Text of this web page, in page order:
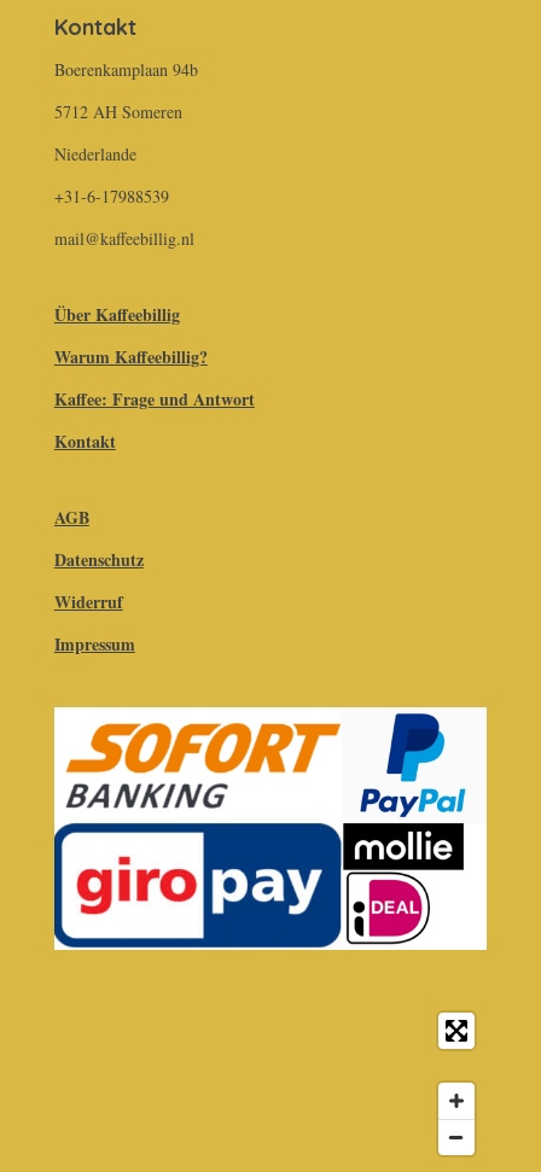
Kontakt
Boerenkamplaan 94b
5712 AH Someren
Niederlande
+31-6-17988539
mail@kaffeebillig.nl
Über Kaffeebillig
Warum Kaffeebillig?
Kaffee: Frage und Antwort
Kontakt
AGB
Datenschutz
Widerruf
Impressum